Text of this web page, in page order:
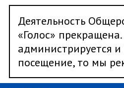
Деятельность
«Голос»
администрируется
посещение, то мы